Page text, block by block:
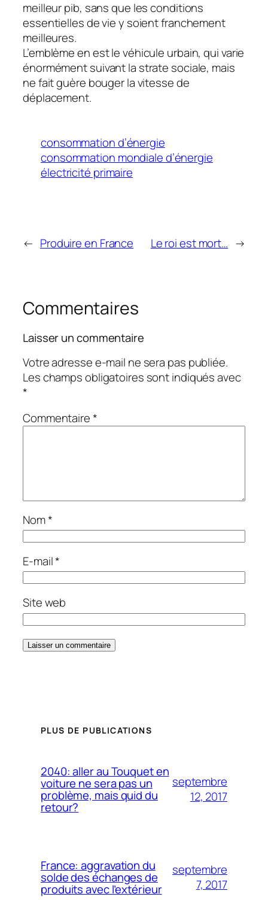
meilleur pib, sans que les conditions
essentielles de vie y soient franchement
meilleures.
L’emblème en est le véhicule urbain, qui varie
énormément suivant la strate sociale, mais
ne fait guère bouger la vitesse de
déplacement.
consommation d’énergie
consommation mondiale d’énergie
électricité primaire
← Produire en France Le roi est mort… →
Commentaires
Laisser un commentaire
Votre adresse e-mail ne sera pas publiée.
Les champs obligatoires sont indiqués avec
*
Commentaire*
Nom*
E-mail*
Site web
PLUS DE PUBLICATIONS
2040: aller au Touquet en
voiture ne sera pas un
problème, mais quid du
retour?
septembre
12, 2017
France: aggravation du
solde des échanges de
produits avec l’extérieur
septembre
7, 2017